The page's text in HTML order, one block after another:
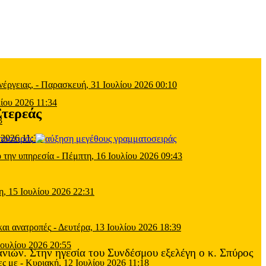
- Παρασκευή, 31 Ιουλίου 2026 00:10
2026 11:34
11:39
υπηρεσία - Πέμπτη, 16 Ιουλίου 2026 09:43
15 Ιουλίου 2026 22:31
ανατροπές -Δευτέρα, 13 Ιουλίου 2026 18:39
2026 20:55
με - Κυριακή, 12 Ιουλίου 2026 11:18
Στην ηγεσία του Συνδέσμου εξελέγη ο κ. Σπύρος